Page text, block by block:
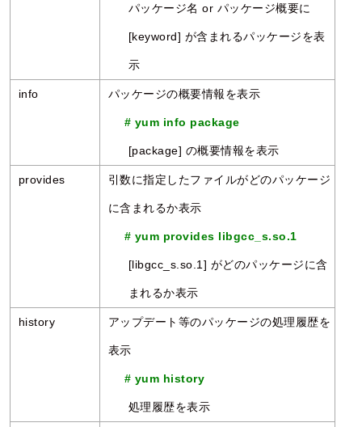
パッケージ名 or パッケージ概要に
[keyword] が含まれるパッケージを表
示
info パッケージの概要情報を表示
# yum info package
[package] の概要情報を表示
provides 引数に指定したファイルがどのパッケージ
に含まれるか表示
# yum provides libgcc_s.so.1
[libgcc_s.so.1] がどのパッケージに含
まれるか表示
history アップデート等のパッケージの処理履歴を
表示
# yum history
処理履歴を表示